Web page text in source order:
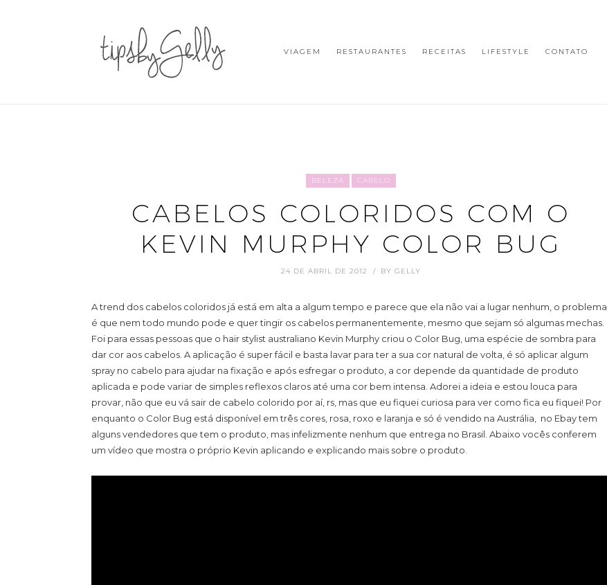
VIAGEM RESTAURANTES RECEITAS LIFESTYLE CONTATO
BELEZA CABELO
CABELOS COLORIDOS COM O
KEVIN MURPHY COLOR BUG
24 DE ABRIL DE 2012 BY GELLY
A trend dos cabelos coloridos já está em alta a algum tempo e parece que ela não vai a lugar nenhum, o problema
é que nem todo mundo pode e quer tingir os cabelos permanentemente, mesmo que sejam só algumas mechas.
Foi para essas pessoas que o hair stylist australiano Kevin Murphy criou o Color Bug, uma espécie de sombra para
dar cor aos cabelos. A aplicação é super fácil e basta lavar para ter a sua cor natural de volta, é só aplicar algum
spray no cabelo para ajudar na fixação e após esfregar o produto, a cor depende da quantidade de produto
aplicada e pode variar de simples reflexos claros até uma cor bem intensa. Adorei a ideia e estou louca para
provar, não que eu vá sair de cabelo colorido por aí, rs, mas que eu fiquei curiosa para ver como fica eu fiquei! Por
enquanto o Color Bug está disponível em três cores, rosa, roxo e laranja e só é vendido na Austrália, no Ebay tem
alguns vendedores que tem o produto, mas infelizmente nenhum que entrega no Brasil. Abaixo vocês conferem
um vídeo que mostra o próprio Kevin aplicando e explicando mais sobre o produto.